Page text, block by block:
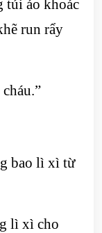
túi áo khoác
run rẩy
bao lì xì từ
lì xì cho